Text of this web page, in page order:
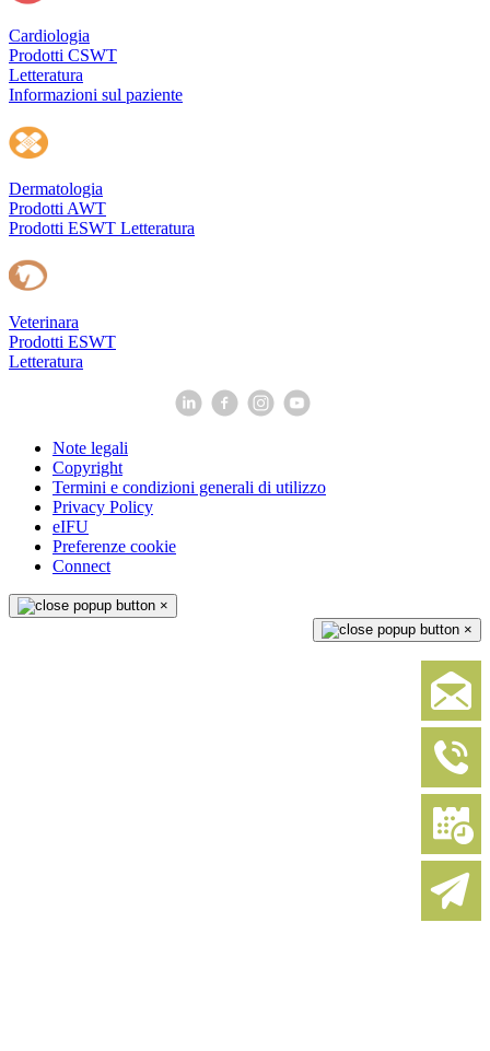
Cardiologia
Prodotti CSWT
Letteratura
Informazioni sul paziente
Dermatologia
Prodotti AWT
Prodotti ESWT Letteratura
Veterinara
Prodotti ESWT
Letteratura
Note legali
Copyright
Termini e condizioni generali di utilizzo
Privacy Policy
eIFU
Preferenze cookie
Connect
×
×